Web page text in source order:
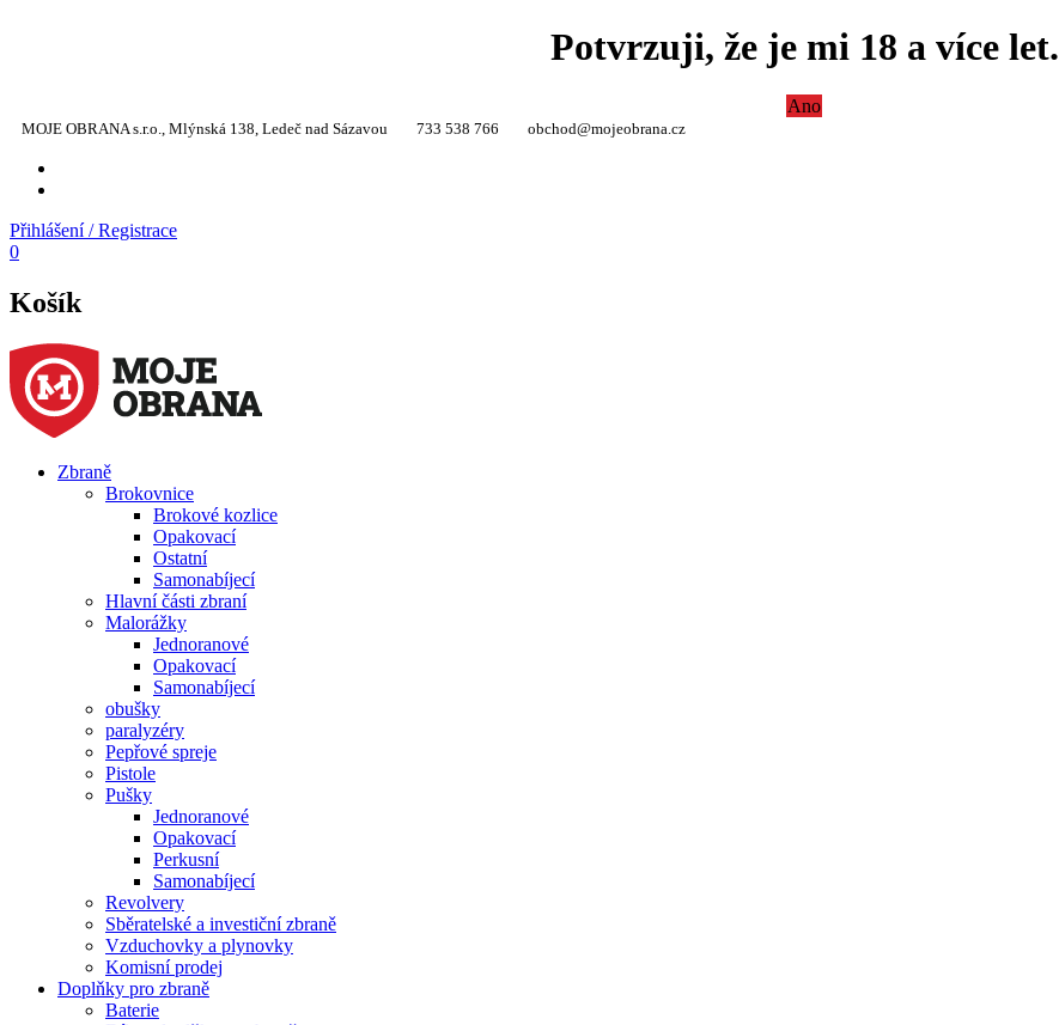
Potvrzuji, že je mi 18 a více let.
Ano
MOJE OBRANA s.r.o., Mlýnská 138, Ledeč nad Sázavou 733 538 766 obchod@mojeobrana.cz
Přihlášení / Registrace
0
Košík
Zbraně
Brokovnice
Brokové kozlice
Opakovací
Ostatní
Samonabíjecí
Hlavní části zbraní
Malorážky
Jednoranové
Opakovací
Samonabíjecí
obušky
paralyzéry
Pepřové spreje
Pistole
Pušky
Jednoranové
Opakovací
Perkusní
Samonabíjecí
Revolvery
Sběratelské a investiční zbraně
Vzduchovky a plynovky
Komisní prodej
Doplňky pro zbraně
Baterie